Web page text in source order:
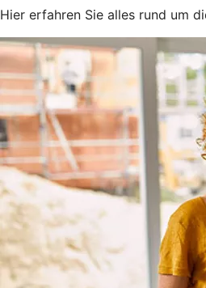
Hier erfahren Sie alles rund um